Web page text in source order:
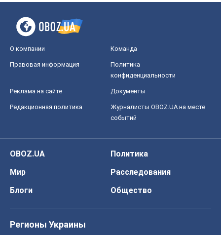
О компании Команда
Правовая информация
Политика
конфиденциальности
Реклама на сайте Документы
Редакционная политика
Журналисты OBOZ.UA на месте
событий
OBOZ.UA
Политика
Мир
Расследования
Блоги
Общество
Регионы Украины